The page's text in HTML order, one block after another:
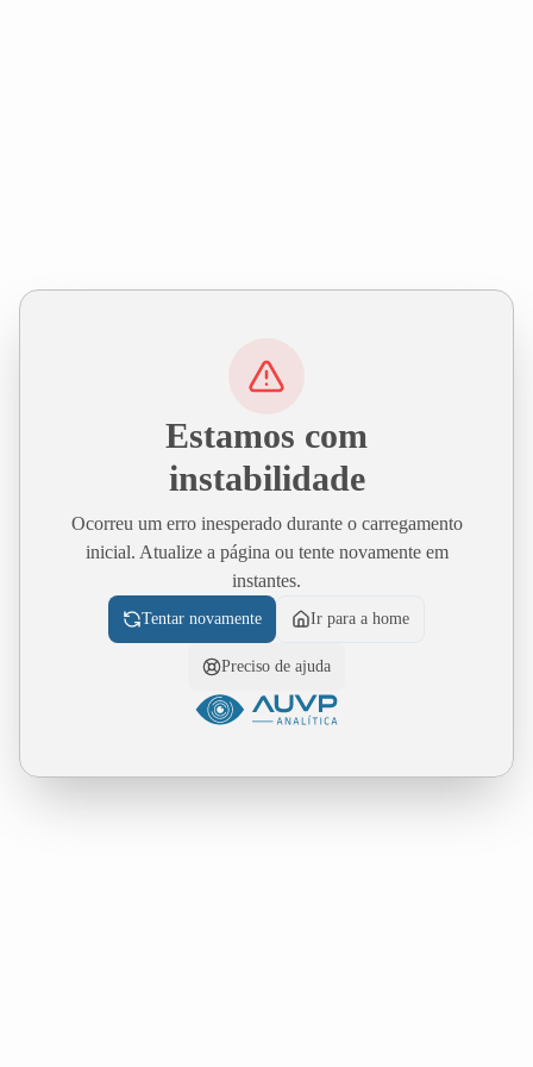
Estamos com
instabilidade
Ocorreu um erro inesperado durante o carregamento
inicial. Atualize a página ou tente novamente em
instantes.
Tentar novamente Ir para a home
Preciso de ajuda